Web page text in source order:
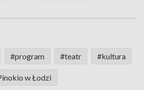
#program #teatr #kultura
w Łodzi